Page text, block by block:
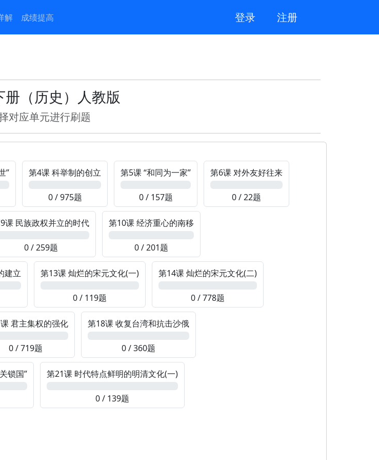
解 成绩提高 登录 注册
册（历史）人教版
对应单元进行刷题
” 第4课 科举制的创立
0 / 975题
第5课 “和同为一家”
0 / 157题
第6课 对外友好往来
0 / 22题
课 民族政权并立的时代
0 / 259题
第10课 经济重心的南移
0 / 201题
建立 第13课 灿烂的宋元文化(一)
0 / 119题
第14课 灿烂的宋元文化(二)
0 / 778题
君主集权的强化
0 / 719题
第18课 收复台湾和抗击沙俄
0 / 360题
锁国” 第21课 时代特点鲜明的明清文化(一)
0 / 139题